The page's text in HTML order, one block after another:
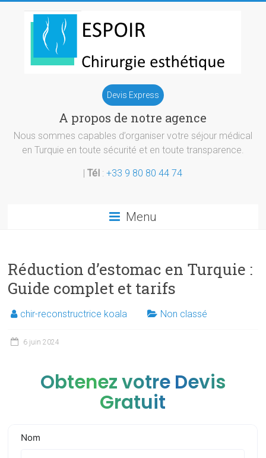
esthetique
Turquie
Devis Express
A propos de notre agence
Nous sommes capables d’organiser votre séjour médical
en Turquie en toute sécurité et en toute transparence.
|Tél :+33 9 80 80 44 74
Menu
Réduction d’estomac en Turquie :
Guide complet et tarifs
chir-reconstructrice koala Non classé
6 juin 2024
Obtenez votre Devis
Gratuit